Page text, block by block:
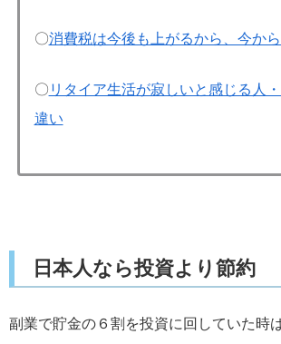
〇消費税は今後も上がるから、今か
〇 リタイア生活が寂しいと感じる人
違い
日本人なら投資より節約
副業で貯金の６割を投資に回していた時は